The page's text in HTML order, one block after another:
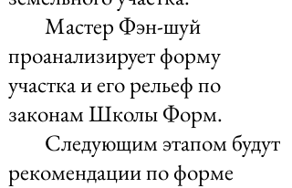
Мастер Фэн-шуй
проанализирует форму
участка и его рельеф по
законам Школы Форм.
Следующим этапом будут
рекомендации по форме